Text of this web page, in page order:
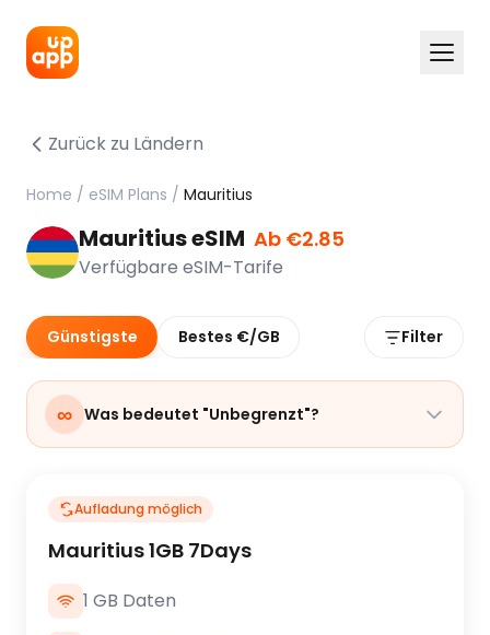
Zurück zu Ländern
Home / eSIM Plans / Mauritius
Mauritius eSIM Ab €2.85
Verfügbare eSIM-Tarife
Günstigste Bestes €/GB Filter
∞ Was bedeutet "Unbegrenzt"?
Aufladung möglich
Mauritius 1GB 7Days
1 GB Daten